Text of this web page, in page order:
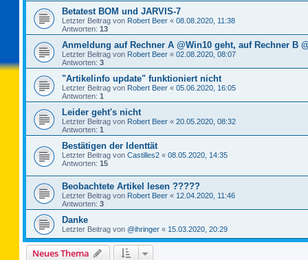
Betatest BOM und JARVIS-7
Letzter Beitrag von Robert Beer « 08.08.2020, 11:38
Antworten: 13
Anmeldung auf Rechner A @Win10 geht, auf Rechner B
Letzter Beitrag von Robert Beer « 02.08.2020, 08:07
Antworten: 3
"Artikelinfo update" funktioniert nicht
Letzter Beitrag von Robert Beer « 05.06.2020, 16:05
Antworten: 1
Leider geht's nicht
Letzter Beitrag von Robert Beer « 20.05.2020, 08:32
Antworten: 1
Bestätigen der Identtät
Letzter Beitrag von Castilles2 « 08.05.2020, 14:35
Antworten: 15
Beobachtete Artikel lesen ?????
Letzter Beitrag von Robert Beer « 12.04.2020, 11:46
Antworten: 3
Danke
Letzter Beitrag von @ihringer « 15.03.2020, 20:29
Neues Thema